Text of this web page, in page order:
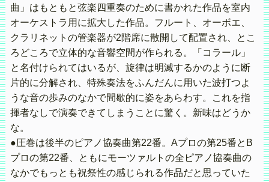
曲」はもともと弦楽四重奏のために書かれた作品を室内
オーケストラ用に拡大した作品。フルート、オーボエ、
クラリネットの管楽器が2階席に散開して配置され、とこ
ろどころで立体的な音響空間が作られる。「コラール」
と名付けられてはいるが、旋律は明滅するかのように断
片的に分解され、特殊奏法をふんだんに用いた波打つよ
うな音の歩みのなかで間歇的に姿をあらわす。これを指
揮者なしで演奏できてしまうことに驚く。新味はどうか
な。
●圧巻は後半のピアノ協奏曲第22番。Aプロの第25番とB
プロの第22番、ともにモーツァルトの全ピアノ協奏曲の
なかでもっとも祝祭性の感じられる作品だと思っていた